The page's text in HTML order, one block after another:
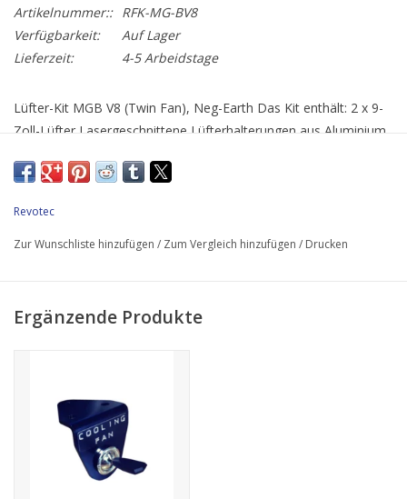
Artikelnummer:: RFK-MG-BV8
Verfügbarkeit:
Auf Lager
Lieferzeit:
4-5 Arbeidstage
Lüfter-Kit MGB V8 (Twin Fan), Neg-Earth Das Kit enthält: 2 x 9-
Zoll-Lüfter Lasergeschnittene Lüfterhalterungen aus Aluminium
Armaturen Bitte beachten Sie: Revotec Retrofit-Kühlkits sind für
speziell für die Verwendung auf einem originalen MGB GT V8 &
Revotec
Zur Wunschliste hinzufügen / Zum Vergleich hinzufügen / Drucken
Ergänzende Produkte